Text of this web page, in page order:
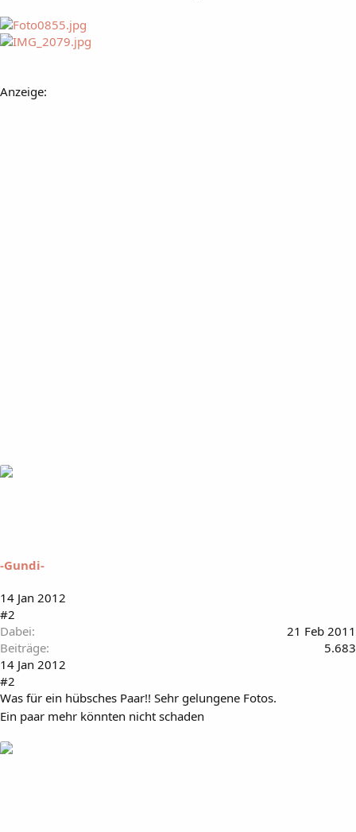
Anzeige:
-Gundi-
14 Jan 2012
#2
Dabei
21 Feb 2011
Beiträge
5.683
14 Jan 2012
#2
Was für ein hübsches Paar!! Sehr gelungene Fotos.
Ein paar mehr könnten nicht schaden